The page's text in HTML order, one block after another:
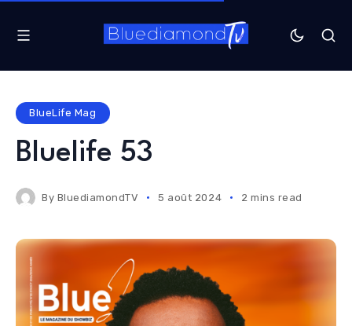
BlueLife Mag
Bluelife 53
By BluediamondTV 5 août 2024 2 mins read